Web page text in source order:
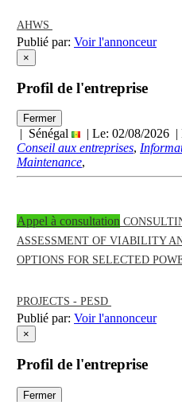
AHWS
Publié par: Voir l'annonceur
×
Profil de l'entreprise
Fermer
| Sénégal | Le: 02/08/2026 |
Conseil aux entreprises,
Maintenance,
Appel à consultation
ASSESSMENT OF VIABILITY
OPTIONS FOR SELECTED
PROJECTS - PESD
Publié par: Voir l'annonceur
×
Profil de l'entreprise
Fermer